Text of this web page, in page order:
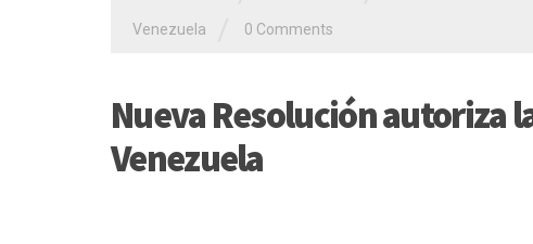
Venezuela 0 Comments
Nueva Resolución autoriza
Venezuela